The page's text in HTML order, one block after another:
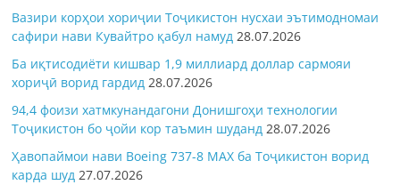
Вазири корҳои хориҷии Тоҷикистон нусхаи эътимодномаи
сафири нави Кувайтро қабул намуд 28.07.2026
Ба иқтисодиёти кишвар 1,9 миллиард доллар сармояи
хориҷӣ ворид гардид 28.07.2026
94,4 фоизи хатмкунандагони Донишгоҳи технологии
Тоҷикистон бо ҷойи кор таъмин шуданд 28.07.2026
Ҳавопаймои нави Boeing 737-8 MAX ба Тоҷикистон ворид
карда шуд 27.07.2026